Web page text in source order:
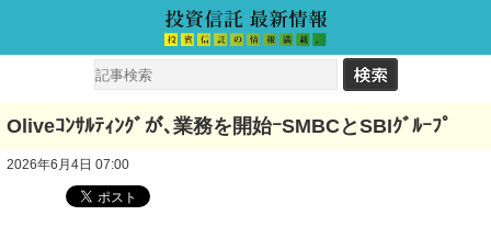
Oliveｺﾝｻﾙﾃｨﾝｸﾞが､業務を開始ｰSMBCとSBIｸﾞﾙｰﾌﾟ
2026年6月4日 07:00